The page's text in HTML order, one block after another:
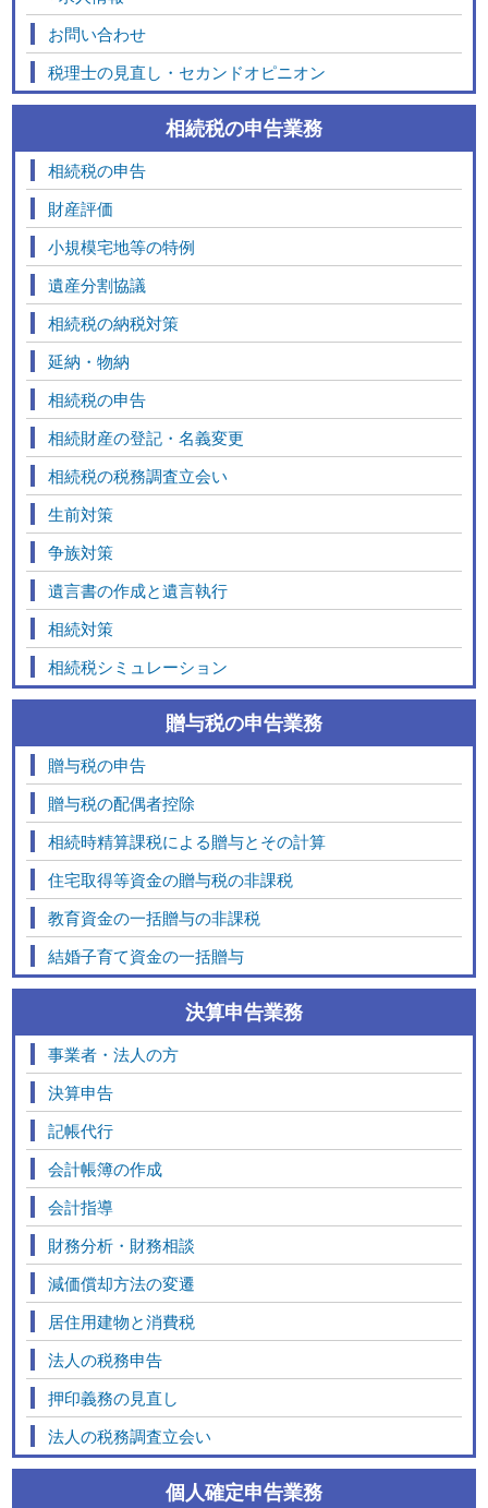
お問い合わせ
税理士の見直し・セカンドオピニオン
相続税の申告業務
相続税の申告
財産評価
小規模宅地等の特例
遺産分割協議
相続税の納税対策
延納・物納
相続税の申告
相続財産の登記・名義変更
相続税の税務調査立会い
生前対策
争族対策
遺言書の作成と遺言執行
相続対策
相続税シミュレーション
贈与税の申告業務
贈与税の申告
贈与税の配偶者控除
相続時精算課税による贈与とその計算
住宅取得等資金の贈与税の非課税
教育資金の一括贈与の非課税
結婚子育て資金の一括贈与
決算申告業務
事業者・法人の方
決算申告
記帳代行
会計帳簿の作成
会計指導
財務分析・財務相談
減価償却方法の変遷
居住用建物と消費税
法人の税務申告
押印義務の見直し
法人の税務調査立会い
個人確定申告業務